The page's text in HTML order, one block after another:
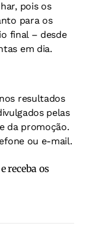
pois os
para os
final – desde
em dia.
resultados
pelas
da promoção.
ou e-mail.
receba os